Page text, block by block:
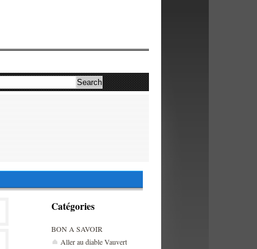
Catégories
BON A SAVOIR
Aller au diable Vauvert